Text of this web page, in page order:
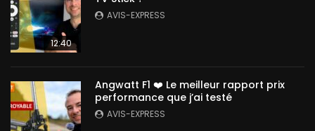
12:40
AVIS-EXPRESS
Angwatt F1 ❤️ Le meilleur rapport prix
performance que j’ai testé
AVIS-EXPRESS